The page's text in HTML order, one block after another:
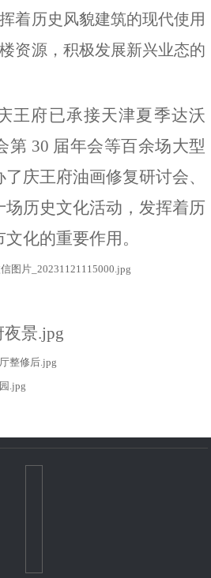
着历史风貌建筑的现代使用
资源，积极发展新兴业态的
王府已承接天津夏季达沃
第 30 届年会等百余场大型
庆王府油画修复研讨会、
历史文化活动，发挥着历
化的重要作用。